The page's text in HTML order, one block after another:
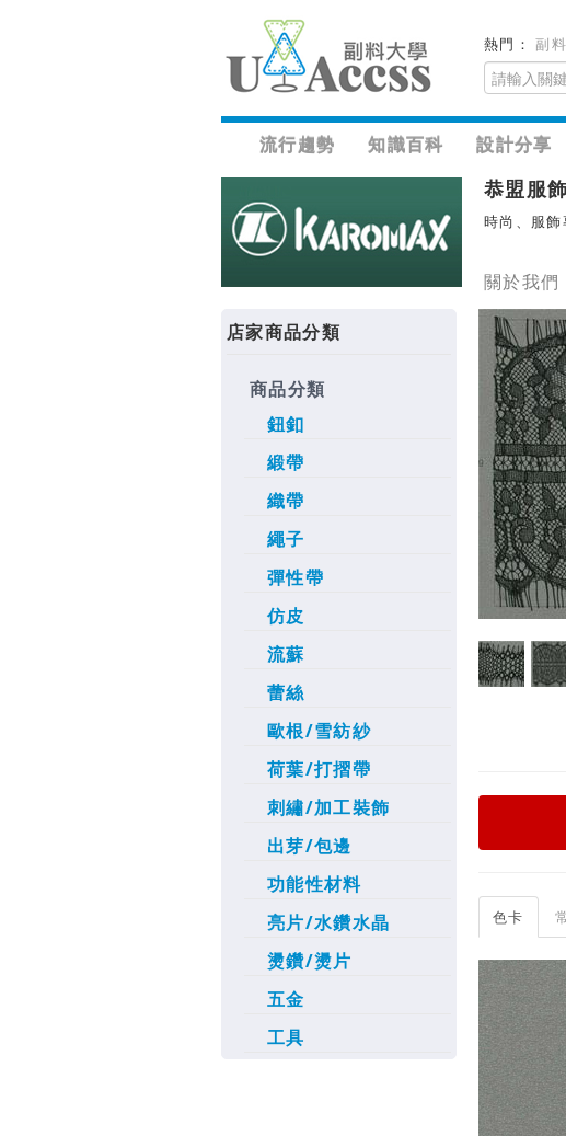
熱門：副料
流行趨勢 知識百科 設計分享
恭盟服
時尚、服
關於我們
店家商品分類
商品分類
鈕釦
緞帶
織帶
繩子
彈性帶
仿皮
流蘇
蕾絲
歐根/雪紡紗
荷葉/打摺帶
刺繡/加工裝飾
出芽/包邊
功能性材料
亮片/水鑽水晶
燙鑽/燙片
五金
工具
色卡